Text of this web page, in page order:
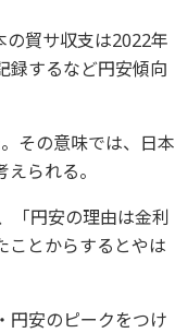
貿サ収支は2022年
録するなど円安傾向
その意味では、日本
られる。
「円安の理由は金利
ことからするとやは
円安のピークをつけ